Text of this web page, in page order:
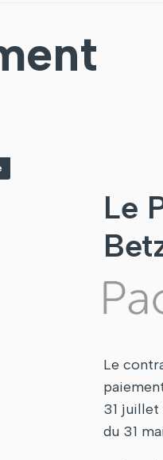
Le
Le
31 juillet
du 31